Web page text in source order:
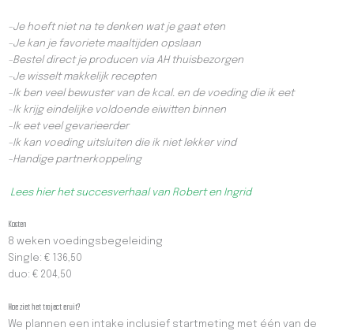
-Je hoeft niet na te denken wat je gaat eten
-Je kan je favoriete maaltijden opslaan
-Bestel direct je producen via AH thuisbezorgen
-Je wisselt makkelijk recepten
-Ik ben veel bewuster van de kcal. en de voeding die ik eet
-Ik krijg eindelijke voldoende eiwitten binnen
-Ik eet veel gevarieerder
-Ik kan voeding uitsluiten die ik niet lekker vind
-Handige partnerkoppeling
Lees hier het succesverhaal van Robert en Ingrid
Kosten
8 weken voedingsbegeleiding
Single: € 136,50
duo: € 204,50
Hoe ziet het traject eruit?
We plannen een intake inclusief startmeting met één van de